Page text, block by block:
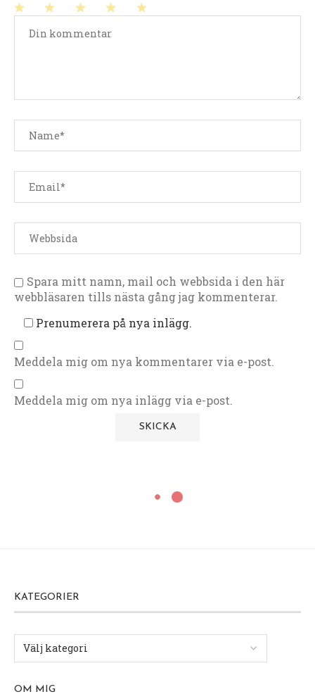
stjärnor
stjärnor
stjärnor
stjärna
Spara mitt namn, mail och webbsida i den här
webbläsaren tills nästa gång jag kommenterar.
Prenumerera på nya inlägg.
Meddela mig om nya kommentarer via e-post.
Meddela mig om nya inlägg via e-post.
KATEGORIER
OM MIG